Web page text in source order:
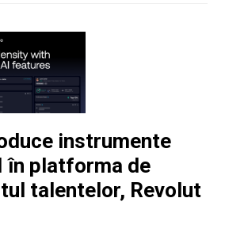
instrumente
în platforma de
talentelor, Revolut